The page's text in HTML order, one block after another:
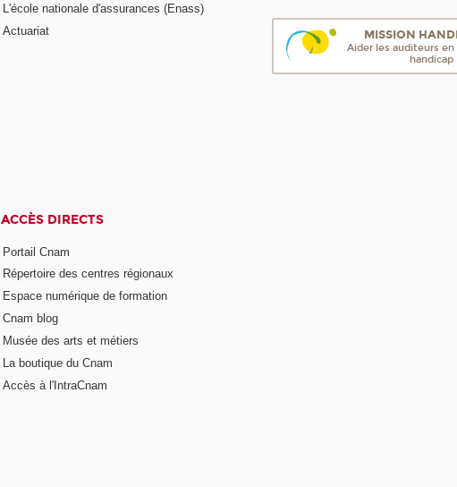
L'école nationale d'assurances (Enass)
Actuariat
ACCÈS DIRECTS
Portail Cnam
Répertoire des centres régionaux
Espace numérique de formation
Cnam blog
Musée des arts et métiers
La boutique du Cnam
Accès à l'IntraCnam
MISSION
Aider les auditeurs
handicap